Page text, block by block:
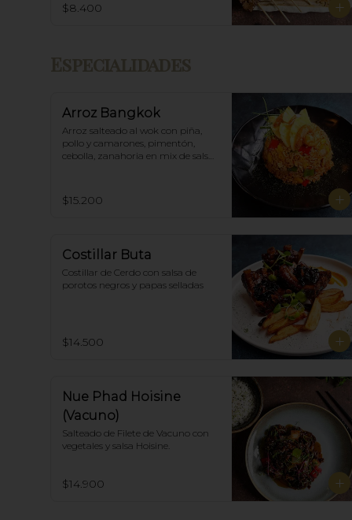
$8.400
Arroz Bangkok
Arroz salteado al wok con piña,
pollo y camarones, pimentón,
cebolla, zanahoria en mix de salsa
$15.200
Costillar Buta
Costillar de Cerdo con salsa de
porotos negros y papas selladas
$14.500
Nue Phad Hoisine
(Vacuno)
Salteado de Filete de Vacuno con
vegetales y salsa Hoisine.
$14.900